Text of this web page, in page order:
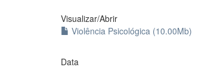
Visualizar/Abrir
Violência Psicológica (10.00Mb)
Data